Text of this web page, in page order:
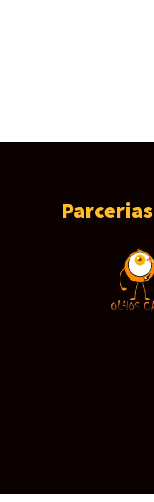
Parcerias